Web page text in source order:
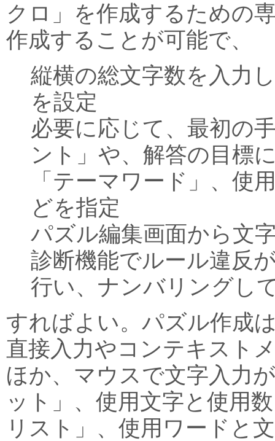
クロ」を作成するための
作成することが可能で、
縦横の総文字数を入力
を設定
必要に応じて、最初の
ント」や、解答の目標
「テーマワード」、使
どを指定
パズル編集画面から文
診断機能でルール違反
行い、ナンバリングし
すればよい。パズル作成
直接入力やコンテキスト
ほか、マウスで文字入力
ット」、使用文字と使用
リスト」、使用ワードと